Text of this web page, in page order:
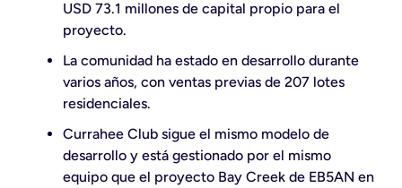
USD 73.1 millones de capital propio para el
proyecto.
La comunidad ha estado en desarrollo durante
varios años, con ventas previas de 207 lotes
residenciales.
Currahee Club sigue el mismo modelo de
desarrollo y está gestionado por el mismo
equipo que el proyecto Bay Creek de EB5AN en